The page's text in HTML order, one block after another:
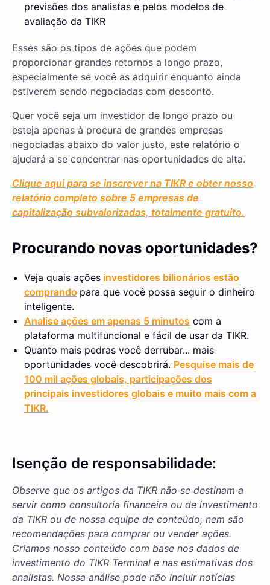
previsões dos analistas e pelos modelos de
avaliação da TIKR
Esses são os tipos de ações que podem
proporcionar grandes retornos a longo prazo,
especialmente se você as adquirir enquanto ainda
estiverem sendo negociadas com desconto.
Quer você seja um investidor de longo prazo ou
esteja apenas à procura de grandes empresas
negociadas abaixo do valor justo, este relatório o
ajudará a se concentrar nas oportunidades de alta.
Clique aqui para se inscrever na TIKR e obter nosso
relatório completo sobre 5 empresas de
capitalização subvalorizadas, totalmente gratuito.
Procurando novas oportunidades?
Veja quais ações investidores bilionários estão
comprando para que você possa seguir o dinheiro
inteligente.
Analise ações em apenas 5 minutos com a
plataforma multifuncional e fácil de usar da TIKR.
Quanto mais pedras você derrubar... mais
oportunidades você descobrirá. Pesquise mais de
100 mil ações globais, participações dos
principais investidores globais e muito mais com a
TIKR.
Isenção de responsabilidade:
Observe que os artigos da TIKR não se destinam a
servir como consultoria financeira ou de investimento
da TIKR ou de nossa equipe de conteúdo, nem são
recomendações para comprar ou vender ações.
Criamos nosso conteúdo com base nos dados de
investimento do TIKR Terminal e nas estimativas dos
analistas. Nossa análise pode não incluir notícias